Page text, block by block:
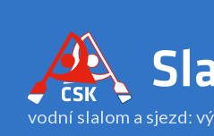
vodní slalom a sjezd: